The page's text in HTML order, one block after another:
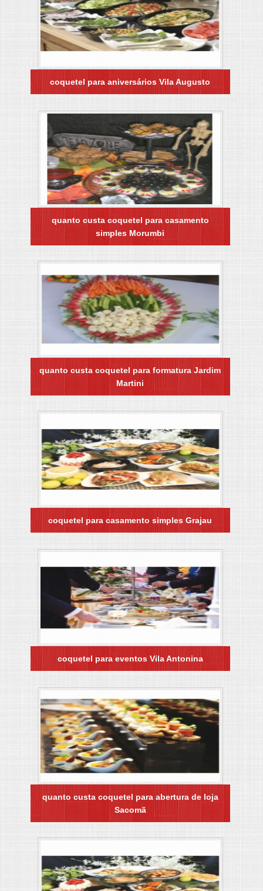
coquetel para aniversários Vila Augusto
quanto custa coquetel para casamento
simples Morumbi
quanto custa coquetel para formatura Jardim
Martini
coquetel para casamento simples Grajau
coquetel para eventos Vila Antonina
quanto custa coquetel para abertura de loja
Sacomã